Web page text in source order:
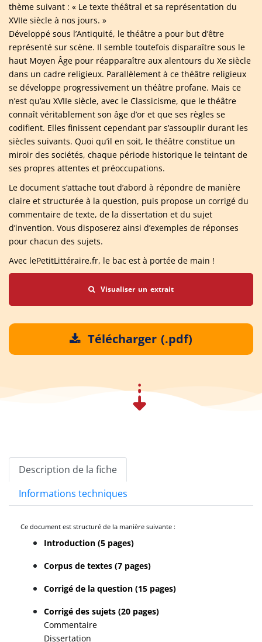
thème suivant : « Le texte théâtral et sa représentation du
XVIIe siècle à nos jours. »
Développé sous l’Antiquité, le théâtre a pour but d’être
représenté sur scène. Il semble toutefois disparaître sous le
haut Moyen Âge pour réapparaître aux alentours du Xe siècle
dans un cadre religieux. Parallèlement à ce théâtre religieux
se développe progressivement un théâtre profane. Mais ce
n’est qu’au XVIIe siècle, avec le Classicisme, que le théâtre
connaît véritablement son âge d’or et que ses règles se
codifient. Elles finissent cependant par s’assouplir durant les
siècles suivants. Quoi qu’il en soit, le théâtre constitue un
miroir des sociétés, chaque période historique le teintant de
ses propres attentes et préoccupations.
Le document s’attache tout d’abord à répondre de manière
claire et structurée à la question, puis propose un corrigé du
commentaire de texte, de la dissertation et du sujet
d’invention. Vous disposerez ainsi d’exemples de réponses
pour chacun des sujets.
Avec lePetitLittéraire.fr, le bac est à portée de main !
Visualiser un extrait
Télécharger (.pdf)
Description de la fiche
Informations techniques
Ce document est structuré de la manière suivante :
Introduction (5 pages)
Corpus de textes (7 pages)
Corrigé de la question (15 pages)
Corrigé des sujets (20 pages)
Commentaire
Dissertation